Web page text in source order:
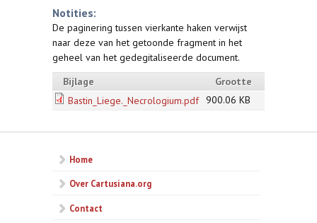
Notities:
De paginering tussen vierkante haken verwijst
naar deze van het getoonde fragment in het
geheel van het gedegitaliseerde document.
Bijlage
Grootte
Bastin_Liege._Necrologium.pdf
900.06 KB
Home
Over Cartusiana.org
Contact